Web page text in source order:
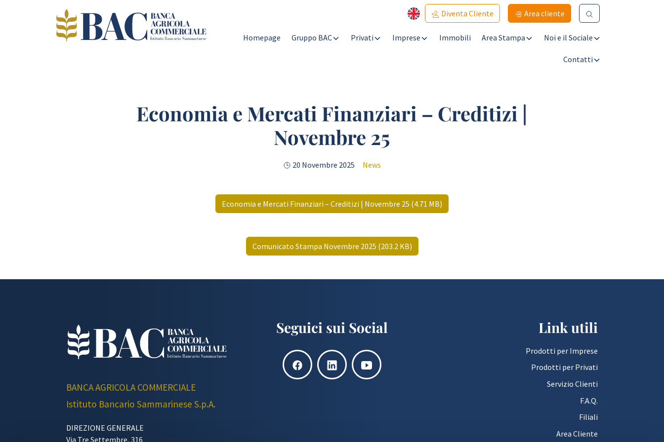
Diventa Cliente Area cliente
Homepage Gruppo BAC Privati Imprese Immobili Area Stampa Noi e il Sociale
Contatti
Economia e Mercati Finanziari – Creditizi |
Novembre 25
20 Novembre 2025 News
Economia e Mercati Finanziari – Creditizi | Novembre 25 (4.71 MB)
Comunicato Stampa Novembre 2025 (203.2 KB)
Seguici sui Social
BANCA AGRICOLA COMMERCIALE
Istituto Bancario Sammarinese S.p.A.
DIREZIONE GENERALE
Via Tre Settembre, 316
Link utili
Prodotti per Imprese
Prodotti per Privati
Servizio Clienti
F.A.Q.
Filiali
Area Cliente